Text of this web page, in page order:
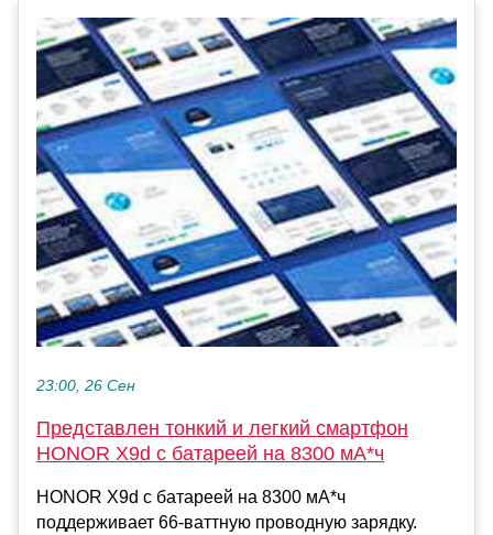
23:00, 26 Сен
Представлен тонкий и легкий смартфон
HONOR X9d с батареей на 8300 мА*ч
HONOR X9d с батареей на 8300 мА*ч
поддерживает 66-ваттную проводную зарядку.